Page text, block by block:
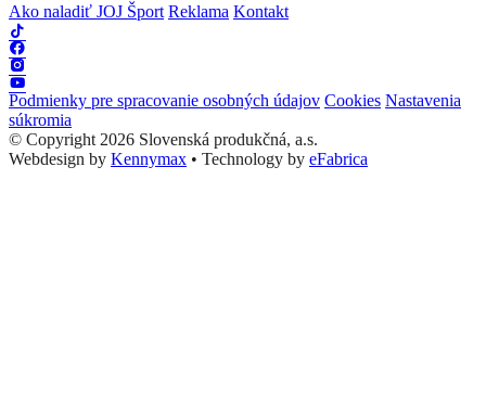
Ako naladiť JOJ Šport Reklama Kontakt
Podmienky pre spracovanie osobných údajov Cookies Nastavenia
súkromia
© Copyright 2026 Slovenská produkčná, a.s.
Webdesign by Kennymax • Technology by eFabrica